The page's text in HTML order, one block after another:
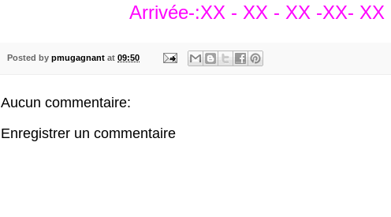
Arrivée-:XX - XX - XX -XX- XX
Posted by pmugagnant at 09:50
Aucun commentaire:
Enregistrer un commentaire